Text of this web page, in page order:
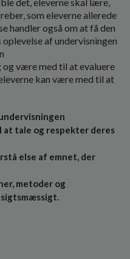
som eleverne allerede
handler også om at få den
af undervisningen
være med til at evaluere
kan være med til at
at tale og respekter deres
else af emnet, der
metoder og